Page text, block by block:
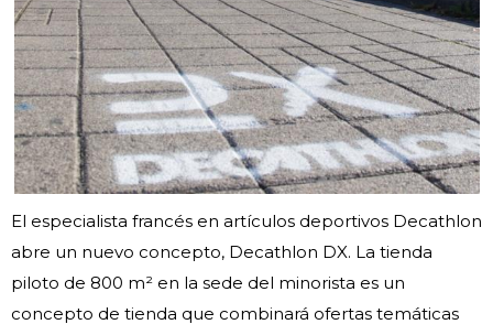
El especialista francés en artículos deportivos Decathlon
abre un nuevo concepto, Decathlon DX. La tienda
piloto de 800 m² en la sede del minorista es un
concepto de tienda que combinará ofertas temáticas